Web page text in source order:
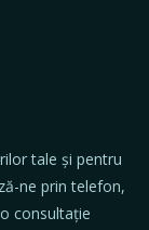
tale și pentru
ne prin telefon,
consultație